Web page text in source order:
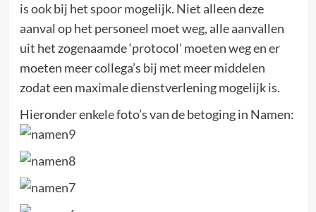
is ook bij het spoor mogelijk. Niet alleen deze
aanval op het personeel moet weg, alle aanvallen
uit het zogenaamde ‘protocol’ moeten weg en er
moeten meer collega’s bij met meer middelen
zodat een maximale dienstverlening mogelijk is.
Hieronder enkele foto’s van de betoging in Namen: